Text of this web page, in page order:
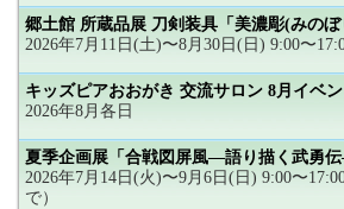
郷土館 所蔵品展 刀剣装具「美濃彫(みの
2026年7月11日(土)〜8月30日(日) 9:00〜
キッズピアおおがき 交流サロン 8月イベン
2026年8月各日
夏季企画展「合戦図屏風―語り描く武勇伝
2026年7月14日(火)〜9月6日(日) 9:00〜
で）